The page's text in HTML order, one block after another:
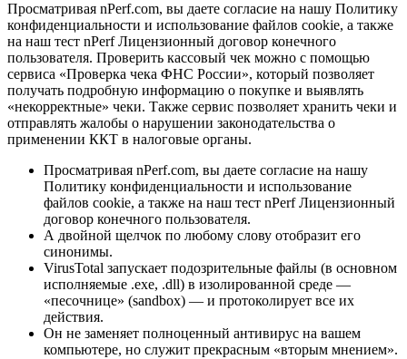
Просматривая nPerf.com, вы даете согласие на нашу Политику
конфиденциальности и использование файлов cookie, а также
на наш тест nPerf Лицензионный договор конечного
пользователя. Проверить кассовый чек можно с помощью
сервиса «Проверка чека ФНС России», который позволяет
получать подробную информацию о покупке и выявлять
«некорректные» чеки. Также сервис позволяет хранить чеки и
отправлять жалобы о нарушении законодательства о
применении ККТ в налоговые органы.
Просматривая nPerf.com, вы даете согласие на нашу
Политику конфиденциальности и использование
файлов cookie, а также на наш тест nPerf Лицензионный
договор конечного пользователя.
А двойной щелчок по любому слову отобразит его
синонимы.
VirusTotal запускает подозрительные файлы (в основном
исполняемые .exe, .dll) в изолированной среде —
«песочнице» (sandbox) — и протоколирует все их
действия.
Он не заменяет полноценный антивирус на вашем
компьютере, но служит прекрасным «вторым мнением».